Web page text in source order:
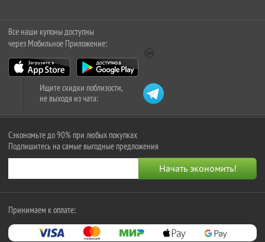
Все наши купоны доступны
через Мобильное Приложение:
Ищите скидки поблизости,
не выходя из чата:
Сэкономьте до 90% при любых покупках
Подпишитесь на самые выгодные предложения
Принимаем к оплате: